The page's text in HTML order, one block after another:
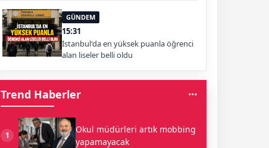
GÜNDEM
15:31
İstanbul'da en yüksek puanla öğrenci
alan liseler belli oldu
Trend Haberler
1
Okul müdürleri artık mobbing
yapamayacak